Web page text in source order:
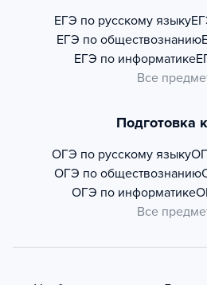
ЕГЭ по русскому языку
ЕГЭ по обществознанию
ЕГЭ по информатике
Все
Подготовка
ОГЭ по русскому языку
ОГЭ по обществознанию
ОГЭ по информатике
Все